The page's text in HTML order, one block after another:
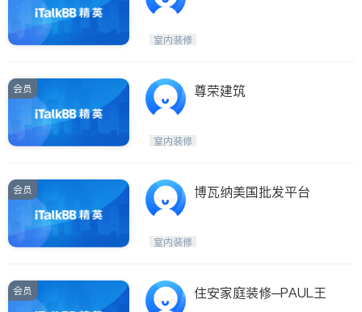
室内装修
会员 尊荣建筑
室内装修
会员 博瓦纳美国批发平台
室内装修
会员 住安家庭装修─PAUL王